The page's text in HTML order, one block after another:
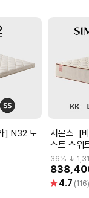
시몬스 [비밀특가] 뷰티레
스트 스위
리스
36% ↓
별 4.7